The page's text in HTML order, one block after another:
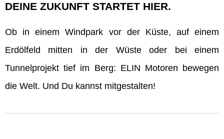
DEINE ZUKUNFT STARTET HIER.
Ob in einem Windpark vor der Küste, auf einem
Erdölfeld mitten in der Wüste oder bei einem
Tunnelprojekt tief im Berg: ELIN Motoren bewegen
die Welt. Und Du kannst mitgestalten!